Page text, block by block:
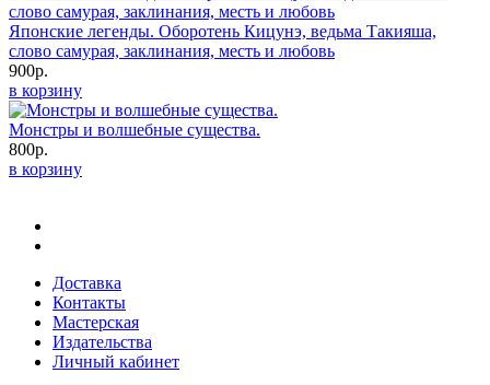
Японские легенды. Оборотень Кицунэ, ведьма Такияша,
слово самурая, заклинания, месть и любовь
900р.
в корзину
Монстры и волшебные существа.
800р.
в корзину
Доставка
Контакты
Мастерская
Издательства
Личный кабинет